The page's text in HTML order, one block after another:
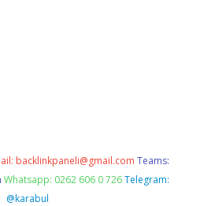
backlinkpaneli@gmail.com Teams:
Whatsapp: 0262 606 0 726 Telegram:
@karabul